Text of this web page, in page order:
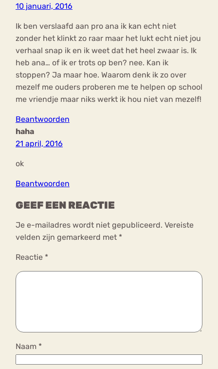
10 januari, 2016
Ik ben verslaafd aan pro ana ik kan echt niet
zonder het klinkt zo raar maar het lukt echt niet jou
verhaal snap ik en ik weet dat het heel zwaar is. Ik
heb ana… of ik er trots op ben? nee. Kan ik
stoppen? Ja maar hoe. Waarom denk ik zo over
mezelf me ouders proberen me te helpen op school
me vriendje maar niks werkt ik hou niet van mezelf!
Beantwoorden
haha
21 april, 2016
ok
Beantwoorden
GEEF EEN REACTIE
Je e-mailadres wordt niet gepubliceerd. Vereiste
velden zijn gemarkeerd met *
Reactie *
Naam *